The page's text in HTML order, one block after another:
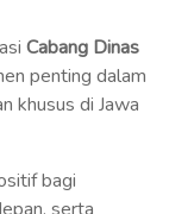
Cabang Dinas
penting dalam
khusus di Jawa
bagi
serta